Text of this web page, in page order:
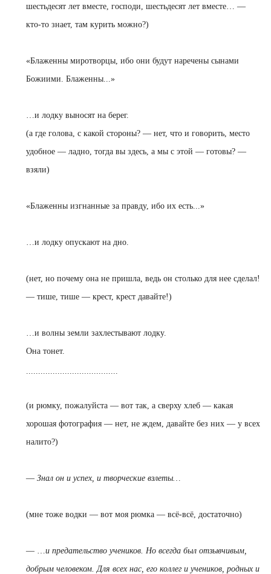
шестьдесят лет вместе, господи, шестьдесят лет вместе… —
кто-то знает, там курить можно?)
«Блаженны миротворцы, ибо они будут наречены сынами
Божиими. Блаженны...»
…и лодку выносят на берег.
(а где голова, с какой стороны? — нет, что и говорить, место
удобное — ладно, тогда вы здесь, а мы с этой — готовы? —
взяли)
«Блаженны изгнанные за правду, ибо их есть...»
…и лодку опускают на дно.
(нет, но почему она не пришла, ведь он столько для нее сделал!
— тише, тише — крест, крест давайте!)
…и волны земли захлестывают лодку.
Она тонет.
(и рюмку, пожалуйста — вот так, а сверху хлеб — какая
хорошая фотография — нет, не ждем, давайте без них — у всех
налито?)
—Знал он и успех, и творческие взлеты…
(мне тоже водки — вот моя рюмка — всё-всё, достаточно)
— …и предательство учеников. Но всегда был отзывчивым,
добрым человеком. Для всех нас, его коллег и учеников, родных и